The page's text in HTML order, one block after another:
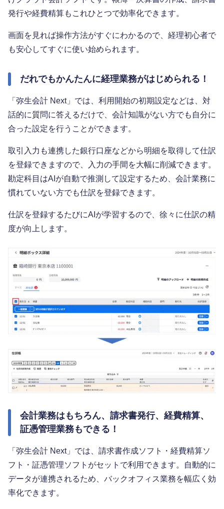
発行や経費精算もこれひとつで効率化できます。
画面を見れば操作方法がすぐにわかるので、経理初心者で
も安心してすぐに使い始められます。
だれでもかんたんに経理業務がはじめられる！
「弥生会計 Next」では、利用開始の初期設定などは、対
話的に質問に答えるだけで、会計知識がない方でも自分に
合った設定を行うことができます。
取引入力も連携した銀行口座などから明細を取得して仕訳
を登録できますので、入力の手間を大幅に削減できます。
勘定科目はAIが自動で推測して設定するため、会計業務に
慣れていない方でも仕訳を登録できます。
仕訳を登録するたびにAIが学習するので、徐々に仕訳の精
度が向上します。
会計業務はもちろん、請求書発行、経費精算、
証憑管理業務もできる！
「弥生会計 Next」では、請求書作成ソフト・経費精算ソ
フト・証憑管理ソフトがセットで利用できます。自動的に
データが連携されるため、バックオフィス業務を幅広く効
率化できます。